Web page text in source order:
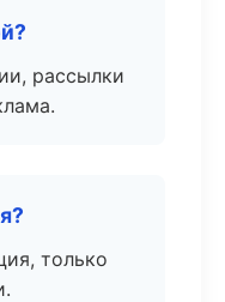
рассылки
только